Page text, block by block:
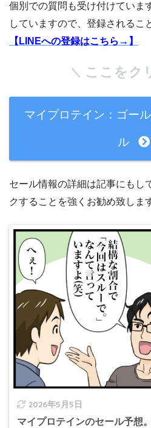
個別での質問も受け付けていま
していますので、登録されるこ
【LINEへの登録はこちら→】
ここをク
マイプロテイン：ゴー
ル
セール情報の詳細は記事にもし
クすることを強くお勧め致しま
2026年5月5日
マイプロテインのセール予想